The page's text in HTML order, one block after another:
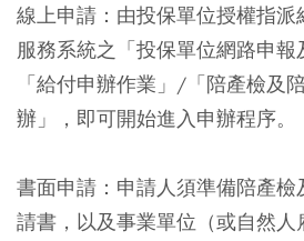
線上申請：由投保單位授權指
服務系統之「投保單位網路申
「給付申辦作業」/「陪產檢及
辦」，即可開始進入申辦程序。
書面申請：申請人須準備陪產檢
請書，以及事業單位（或自然